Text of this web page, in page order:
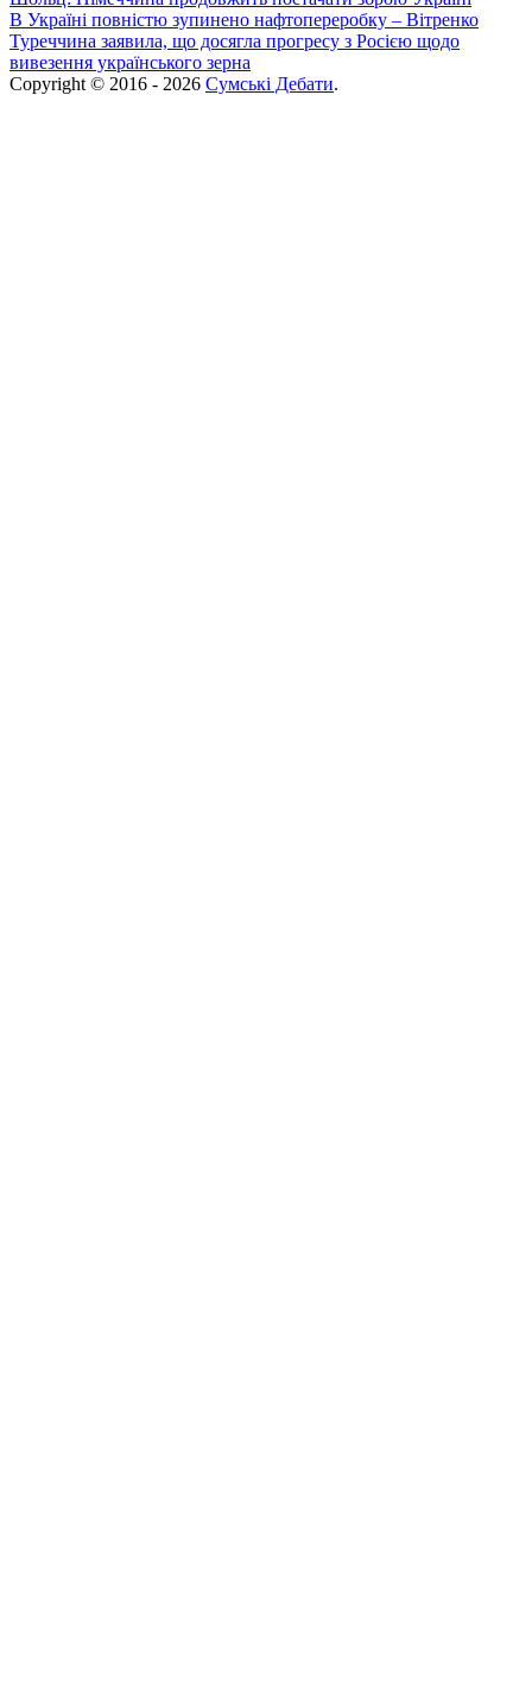
В Україні повністю зупинено нафтопереробку – Вітренко
Туреччина заявила, що досягла прогресу з Росією щодо
вивезення українського зерна
Copyright © 2016 - 2026 Сумські Дебати.